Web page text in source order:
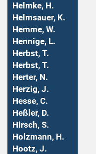
Helmke, H.
Helmsauer, K.
Hemme, W.
Hennige, L.
Herbst, T.
Herbst, T.
Herter, N.
Herzig, J.
Hesse, C.
Heßler, D.
Hirsch, S.
Holzmann, H.
Hootz, J.